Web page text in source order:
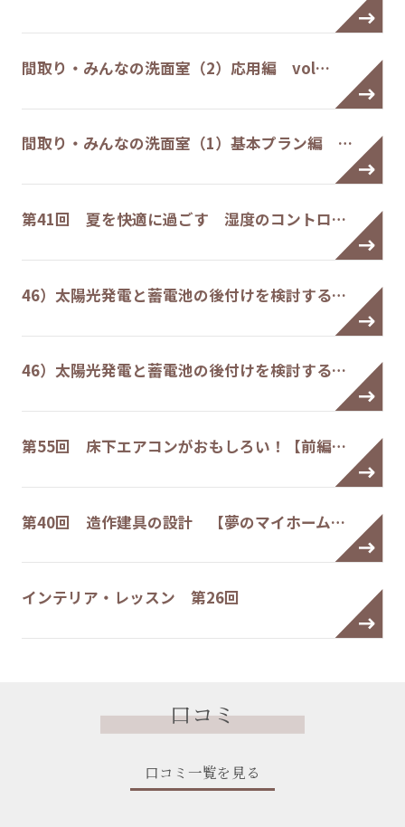
間取り・みんなの洗面室（2）応用編 vol…
間取り・みんなの洗面室（1）基本プラン編 …
第41回 夏を快適に過ごす 湿度のコントロ…
46）太陽光発電と蓄電池の後付けを検討する…
46）太陽光発電と蓄電池の後付けを検討する…
第55回 床下エアコンがおもしろい！【前編…
第40回 造作建具の設計 【夢のマイホーム…
インテリア・レッスン 第26回
口コミ
口コミ一覧を見る